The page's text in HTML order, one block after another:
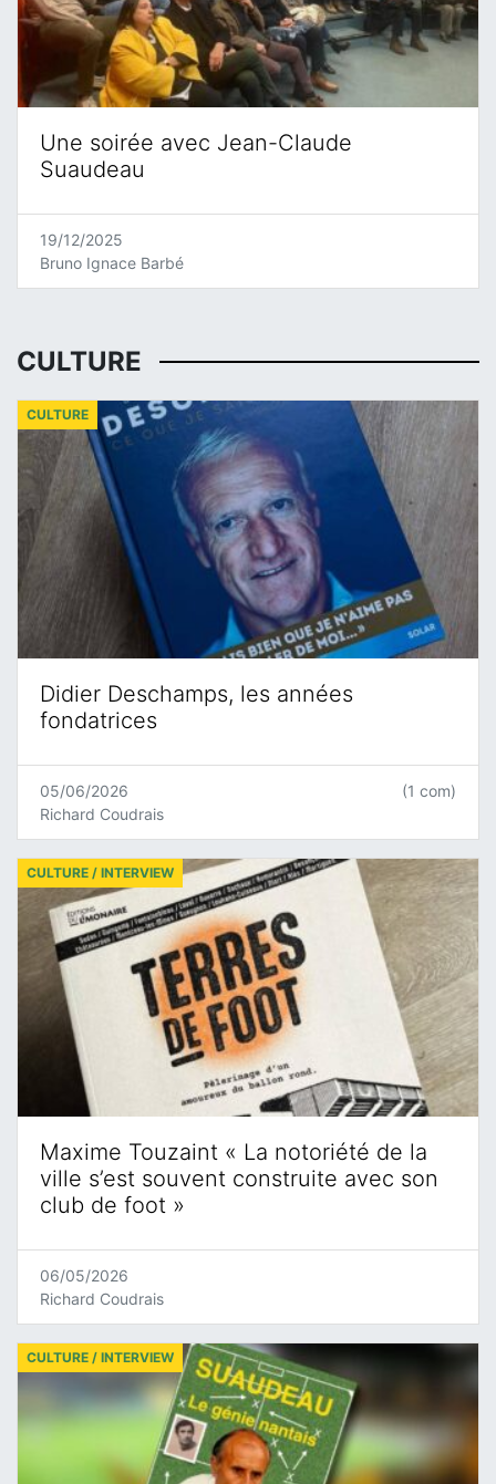
Une soirée avec Jean-Claude
Suaudeau
19/12/2025
Bruno Ignace Barbé
CULTURE
Didier Deschamps, les années
fondatrices
CULTURE
05/06/2026
Richard Coudrais
(1 com)
Maxime Touzaint « La notoriété de la
ville s’est souvent construite avec son
club de foot »
CULTURE / INTERVIEW
06/05/2026
Richard Coudrais
CULTURE / INTERVIEW